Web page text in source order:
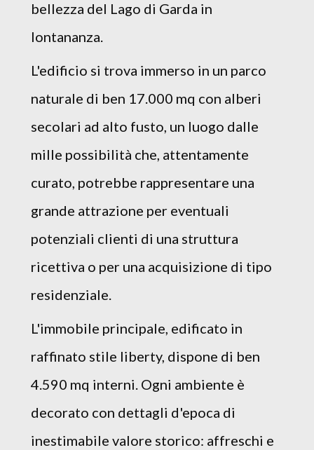
bellezza del Lago di Garda in
lontananza.
L'edificio si trova immerso in un parco
naturale di ben 17.000 mq con alberi
secolari ad alto fusto, un luogo dalle
mille possibilità che, attentamente
curato, potrebbe rappresentare una
grande attrazione per eventuali
potenziali clienti di una struttura
ricettiva o per una acquisizione di tipo
residenziale.
L'immobile principale, edificato in
raffinato stile liberty, dispone di ben
4.590 mq interni. Ogni ambiente è
decorato con dettagli d'epoca di
inestimabile valore storico: affreschi e